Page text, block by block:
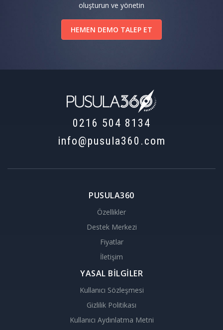
oluşturun ve yönetin
HEMEN DEMO TALEP ET
0216 504 8134
info@pusula360.com
PUSULA360
Özellikler
Destek Merkezi
Fiyatlar
İletişim
YASAL BİLGİLER
Kullanıcı Sözleşmesi
Gizlilik Politikası
Kullanıcı Aydınlatma Metni